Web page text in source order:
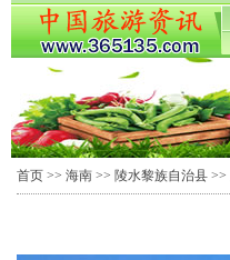
首页 >> 海南 >> 陵水黎族自治县 >>